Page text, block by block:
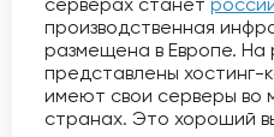
производственная
размещена в Европе. На
представлены хостинг-
имеют свои серверы во
странах. Это хороший